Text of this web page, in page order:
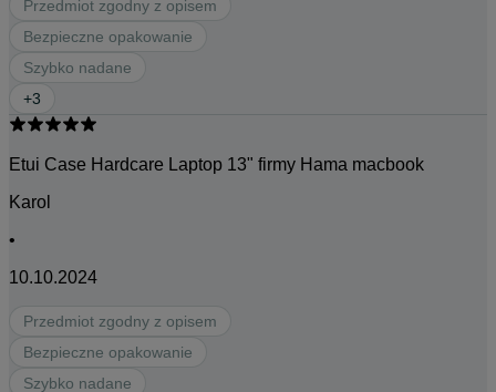
Przedmiot zgodny z opisem
Bezpieczne opakowanie
Szybko nadane
+3
Etui Case Hardcare Laptop 13" firmy Hama macbook
Karol
•
10.10.2024
Przedmiot zgodny z opisem
Bezpieczne opakowanie
Szybko nadane